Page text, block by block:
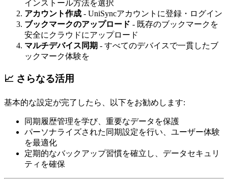
インストール方法を選択
アカウント作成 - UniSyncアカウントに登録・ログイン
ブックマークのアップロード - 既存のブックマークを
安全にクラウドにアップロード
マルチデバイス同期 - すべてのデバイスで一貫したブ
ックマーク体験を
📈 さらなる活用
基本的な設定が完了したら、以下をお勧めします:
同期履歴管理を学び、重要なデータを保護
パーソナライズされた同期設定を行い、ユーザー体験
を最適化
定期的なバックアップ習慣を確立し、データセキュリ
ティを確保